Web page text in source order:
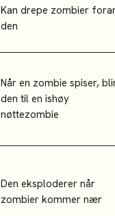
Kan drepe zombier
den
Når en zombie spiser,
den til en ishøy
nøttezombie
Den eksploderer når
zombier kommer nær